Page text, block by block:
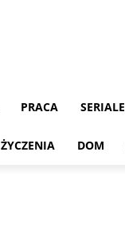
PRACA SERIALE
ŻYCZENIA DOM